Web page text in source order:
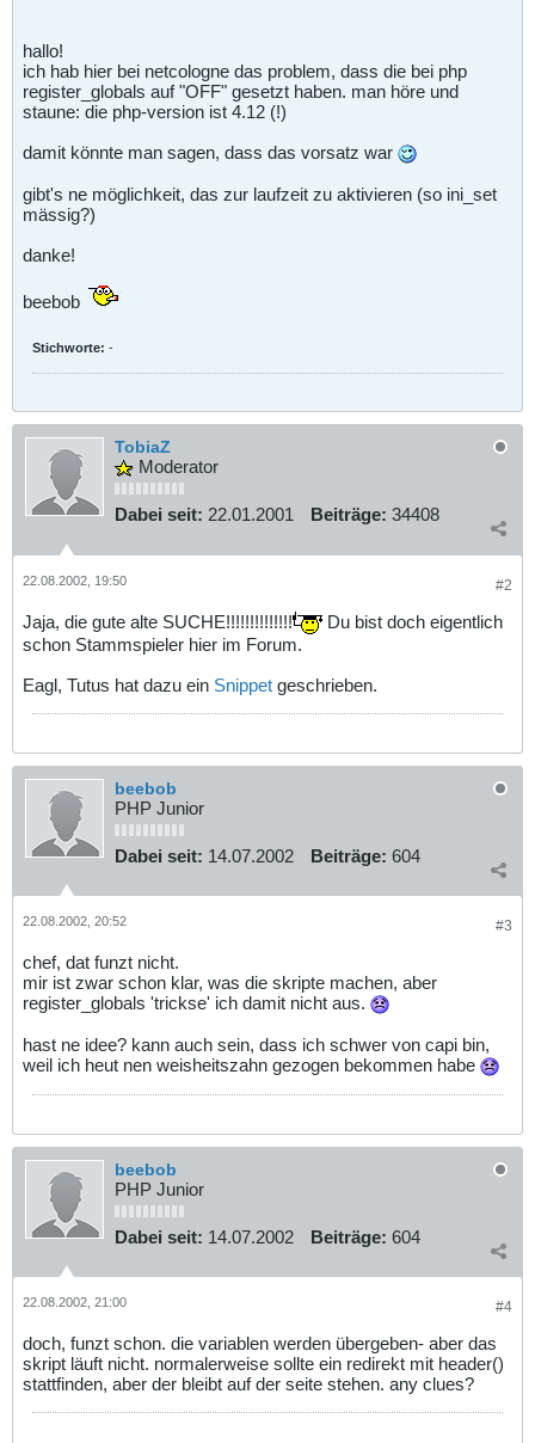
hallo!
ich hab hier bei netcologne das problem, dass die bei php
register_globals auf "OFF" gesetzt haben. man höre und
staune: die php-version ist 4.12 (!)
damit könnte man sagen, dass das vorsatz war
gibt's ne möglichkeit, das zur laufzeit zu aktivieren (so ini_set
mässig?)
danke!
beebob
Stichworte: -
TobiaZ
Moderator
Dabei seit: 22.01.2001 Beiträge: 34408
#2
22.08.2002, 19:50
Jaja, die gute alte SUCHE!!!!!!!!!!!!!!
Du bist doch eigentlich
schon Stammspieler hier im Forum.
Eagl, Tutus hat dazu ein Snippet geschrieben.
beebob
PHP Junior
Dabei seit: 14.07.2002 Beiträge: 604
#3
22.08.2002, 20:52
chef, dat funzt nicht.
mir ist zwar schon klar, was die skripte machen, aber
register_globals 'trickse' ich damit nicht aus.
hast ne idee? kann auch sein, dass ich schwer von capi bin,
weil ich heut nen weisheitszahn gezogen bekommen habe
beebob
PHP Junior
Dabei seit: 14.07.2002 Beiträge: 604
#4
22.08.2002, 21:00
doch, funzt schon. die variablen werden übergeben- aber das
skript läuft nicht. normalerweise sollte ein redirekt mit header()
stattfinden, aber der bleibt auf der seite stehen. any clues?